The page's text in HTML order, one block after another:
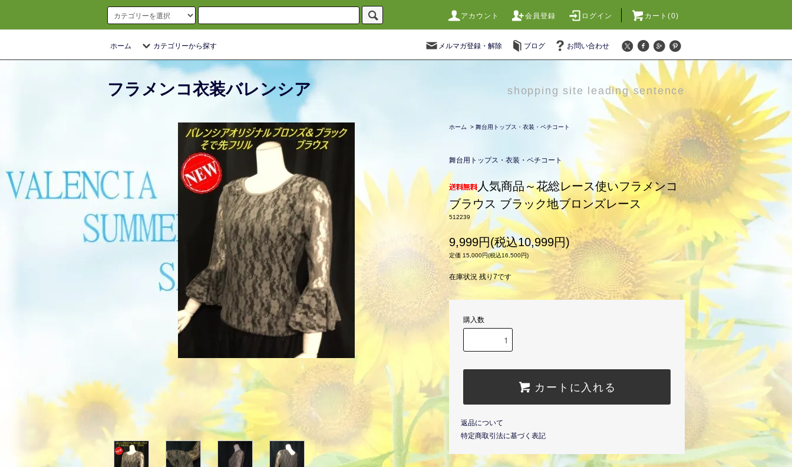
アカウント 会員登録 ログイン カート(0)
ホーム カテゴリーから探す メルマガ登録・解除 ブログ お問い合わせ
フラメンコ衣装バレンシア shopping site leading sentence
ホーム > 舞台用トップス・衣装・ペチコート
舞台用トップス・衣装・ペチコート
人気商品～花総レース使いフラメンコ
ブラウス ブラック地ブロンズレース
512239
9,999円(税込10,999円)
定価 15,000円(税込16,500円)
在庫状況 残り7です
購入数
カートに入れる
返品について
特定商取引法に基づく表記